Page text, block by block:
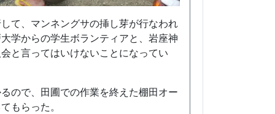
て、マンネングサの挿し芽が行なわれ
学からの学生ボランティアと、岩座神
と言ってはいけないことになってい
ので、田圃での作業を終えた棚田オー
もらった。